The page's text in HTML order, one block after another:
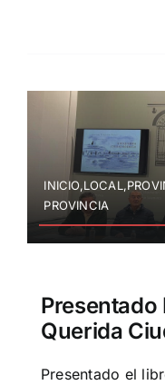
PROVINCIA
Presentado
Querida
Presentado el